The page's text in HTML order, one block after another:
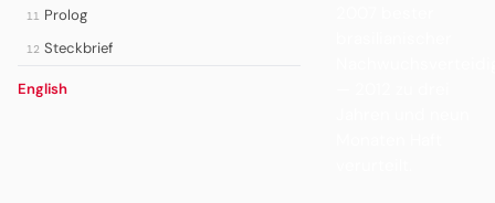
11 Prolog
12 Steckbrief
English